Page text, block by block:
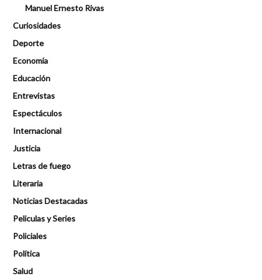
Manuel Ernesto Rivas
Curiosidades
Deporte
Economía
Educación
Entrevistas
Espectáculos
Internacional
Justicia
Letras de fuego
Literaria
Noticias Destacadas
Peliculas y Series
Policiales
Política
Salud